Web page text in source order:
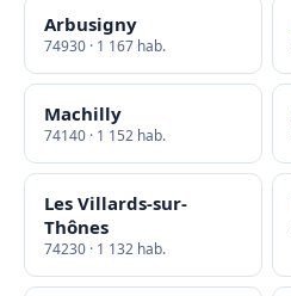
Arbusigny
74930 · 1 167 hab.
Machilly
74140 · 1 152 hab.
Les Villards-sur-
Thônes
74230 · 1 132 hab.